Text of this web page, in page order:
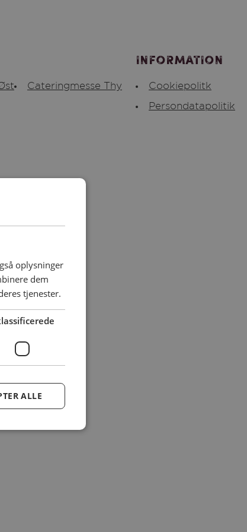
Cateringmesse Thy
Information
Cookiepolitk
Persondatapolitik
oplysninger
dem
tjenester.
ALLE